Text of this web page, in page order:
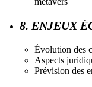
8. ENJEUX
Évolution des
Aspects
Prévision des